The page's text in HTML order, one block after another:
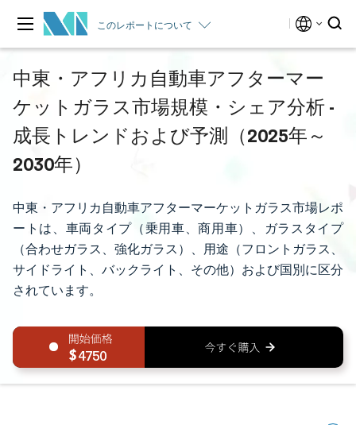
このレポートについて
中東・アフリカ自動車アフターマー
ケットガラス市場規模・シェア分析 -
成長トレンドおよび予測（2025年～
2030年）
中東・アフリカ自動車アフターマーケットガラス市場レポ
ートは、車両タイプ（乗用車、商用車）、ガラスタイプ
（合わせガラス、強化ガラス）、用途（フロントガラス、
サイドライト、バックライト、その他）および国別に区分
されています。
4750